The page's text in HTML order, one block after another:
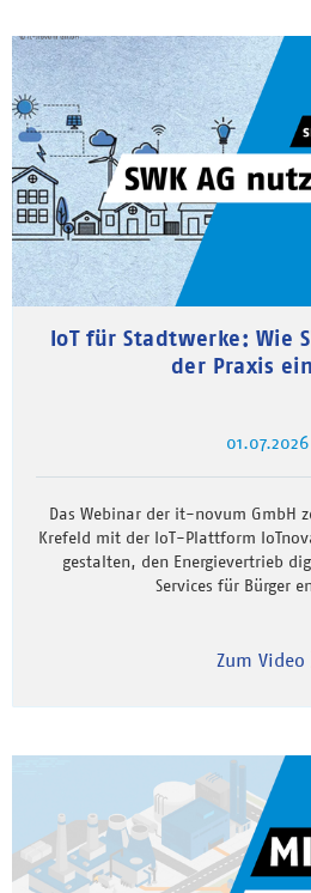
IoT für Stadtwerke: Wie
der Praxis
01.07.2026
Das Webinar der it-novum GmbH
Krefeld mit der IoT-Plattform
gestalten, den Energievertrieb
Services für Bürger
Zum Video